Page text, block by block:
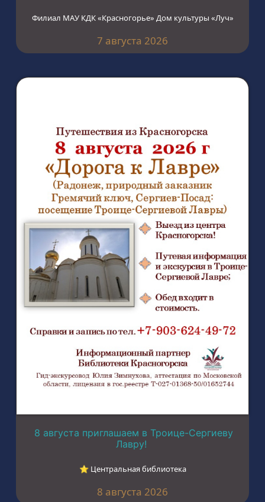
Филиал МАУ КДК «Красногорье» Дом культуры «Луч»
7 августа 2026
8 августа приглашаем в Троице-Сергиеву
Лавру!
⭐︎ Центральная библиотека
8 августа 2026